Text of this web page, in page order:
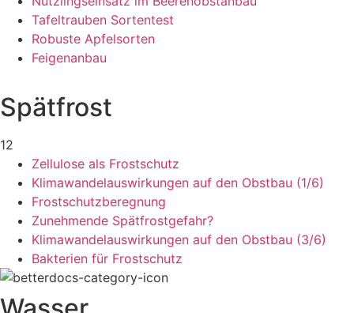
Tafeltrauben Sortentest
Robuste Apfelsorten
Feigenanbau
Spätfrost
12
Zellulose als Frostschutz
Klimawandelauswirkungen auf den Obstbau (1/6)
Frostschutzberegnung
Zunehmende Spätfrostgefahr?
Klimawandelauswirkungen auf den Obstbau (3/6)
Bakterien für Frostschutz